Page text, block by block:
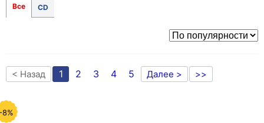
Все CD
< Назад 1 2 3 4 5 Далее > >>
8%